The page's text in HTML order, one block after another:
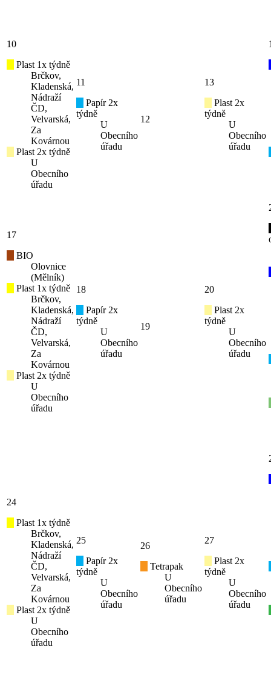
10
Plast 1x týdně
Brčkov,
Kladenská,
Nádraží
ČD,
Velvarská,
Za
Kovárnou
Plast 2x týdně
U
Obecního
úřadu
11
Papír 2x
týdně
U
Obecního
úřadu
12
13
Plast 2x
týdně
U
Obecního
úřadu
17
BIO
Olovnice
(Mělník)
Plast 1x týdně
Brčkov,
Kladenská,
Nádraží
ČD,
Velvarská,
Za
Kovárnou
Plast 2x týdně
U
Obecního
úřadu
18
Papír 2x
týdně
U
Obecního
úřadu
19
20
Plast 2x
týdně
U
Obecního
úřadu
24
Plast 1x týdně
Brčkov,
Kladenská,
Nádraží
ČD,
Velvarská,
Za
Kovárnou
Plast 2x týdně
U
Obecního
úřadu
25
Papír 2x
týdně
U
Obecního
úřadu
26
Tetrapak
U
Obecního
úřadu
27
Plast 2x
týdně
U
Obecního
úřadu